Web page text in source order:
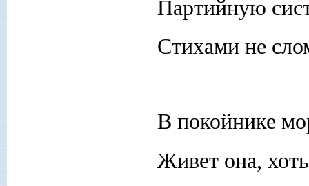
Партийную
Стихами не
В покойнике
Живет она,